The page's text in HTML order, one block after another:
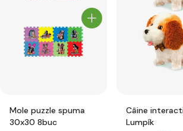
Mole puzzle spuma
30x30 8buc
Câine
Lumpík